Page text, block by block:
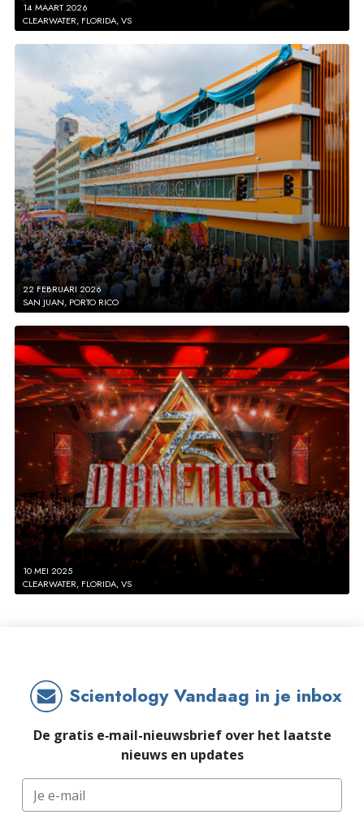
14 MAART 2026
CLEARWATER, FLORIDA, VS
22 FEBRUARI 2026
SAN JUAN, PORTO RICO
10 MEI 2025
CLEARWATER, FLORIDA, VS
Scientology Vandaag in je inbox
De gratis e‑mail-nieuwsbrief over het laatste
nieuws en updates